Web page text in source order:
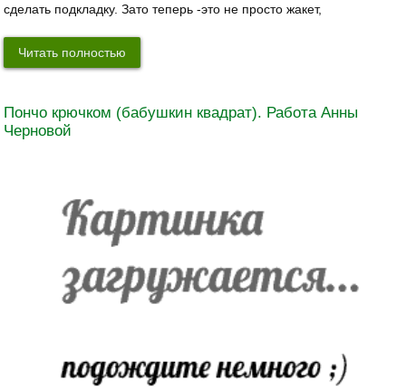
сделать подкладку. Зато теперь -это не просто жакет,
Читать полностью
Пончо крючком (бабушкин квадрат). Работа Анны
Черновой